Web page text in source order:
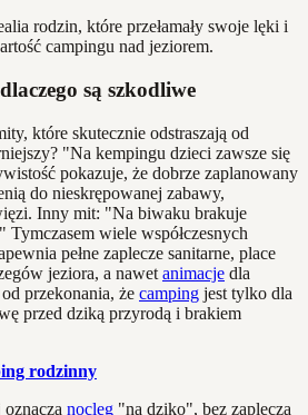
rodzin, które przełamały swoje lęki i
campingu nad jeziorem.
są szkodliwe
które skutecznie odstraszają od
"Na kempingu dzieci zawsze się
pokazuje, że dobrze zaplanowany
do nieskrępowanej zabawy,
Inny mit: "Na biwaku brakuje
wiele współczesnych
pełne zaplecze sanitarne, place
jeziora, a nawet animacje dla
przekonania, że camping jest tylko dla
przed dziką przyrodą i brakiem
rodzinny
nocleg "na dziko", bez zaplecza